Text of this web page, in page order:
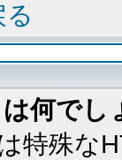
る
何でし
特殊な